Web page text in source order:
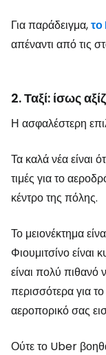
Για παράδειγμα,
απέναντι από τις
2. Ταξί: ίσως
Η ασφαλέστερη
Τα καλά νέα είναι
τιμές για το
κέντρο της πόλης.
Το μειονέκτημα
Φιουμιτσίνο
είναι πολύ πιθανό
περισσότερα για
αεροπορικό σας
Ούτε το Uber